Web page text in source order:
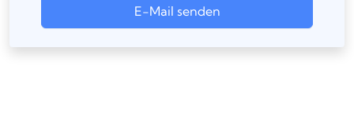
E-Mail senden